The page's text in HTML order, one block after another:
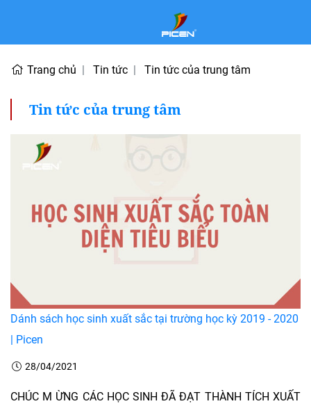
Trang chủ Tin tức Tin tức của trung tâm
Tin tức của trung tâm
Dánh sách học sinh xuất sắc tại trường học kỳ 2019 - 2020
| Picen
28/04/2021
CHÚC M ỪNG CÁC HỌC SINH ĐÃ ĐẠT THÀNH TÍCH XUẤT